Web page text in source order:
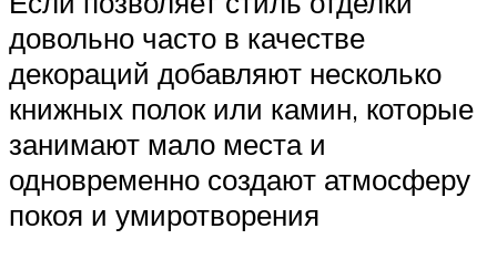
довольно часто в качестве
декораций добавляют несколько
книжных полок или камин, которые
занимают мало места и
одновременно создают атмосферу
покоя и умиротворения